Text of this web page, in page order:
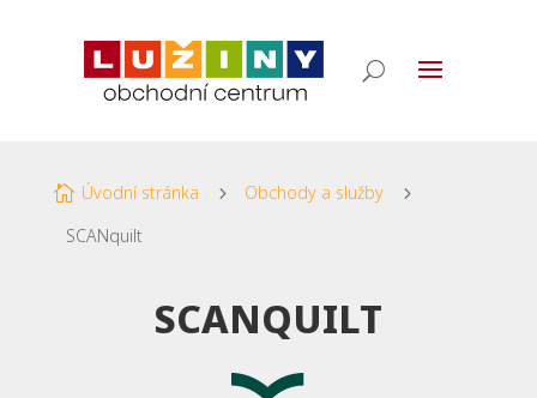
 Úvodní stránka 5 Obchody a služby 5
SCANquilt
SCANQUILT